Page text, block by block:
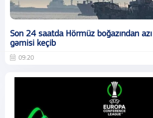
Son 24 saatda Hörmüz boğazından
gəmisi keçib
09:20